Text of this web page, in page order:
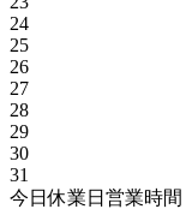
24
25
26
27
28
29
30
31
今日休業日 営業時間